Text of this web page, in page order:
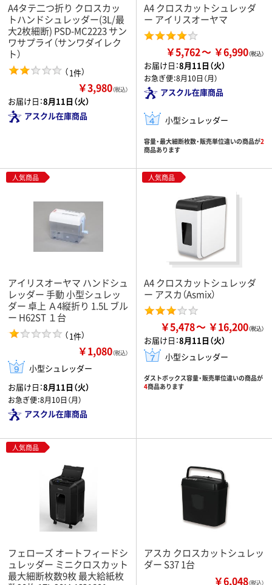
A4タテ二つ折り クロスカッ
トハンドシュレッダー(3L/最
大2枚細断) PSD-MC2223 サン
ワサプライ（サンワダイレク
ト）
（1件）
￥3,980（税込）
お届け日：8月11日（火）
アスクル在庫商品
A4 クロスカットシュレッダ
ー アイリスオーヤマ
￥5,762 ￥6,990
お届け日：8月11日（火）
お急ぎ便：8月10日（月）
アスクル在庫商品
小型シュレッダー
容量・最大細断枚数・販売単位違いの商品が2
商品あります
人気商品
アイリスオーヤマ ハンドシュ
レッダー 手動 小型シュレッ
ダー 卓上 Ａ4縦折り 1.5L ブル
ー H62ST １台
（1件）
￥1,080（税込）
小型シュレッダー
お届け日：8月11日（火）
お急ぎ便：8月10日（月）
アスクル在庫商品
人気商品
A4 クロスカットシュレッダ
ー アスカ（Asmix）
￥5,478 ￥16,200
お届け日：8月11日（火）
小型シュレッダー
ダストボックス容量・販売単位違いの商品が
4商品あります
人気商品
フェローズ オートフィードシ
ュレッダー ミニクロスカット
最大細断枚数9枚 最大給紙枚
アスカ クロスカットシュレッ
ダー S37 1台
￥6,048（税込）